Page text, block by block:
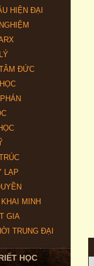
HIỆN ĐẠI
ĐỨC
LẠP
MINH
GIA
TRUNG ĐẠI
HỌC